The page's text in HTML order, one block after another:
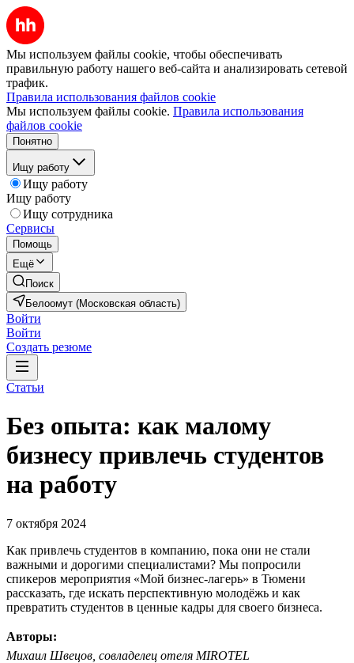
Мы используем файлы cookie, чтобы обеспечивать
правильную работу нашего веб-сайта и анализировать сетевой
трафик.
Правила использования файлов cookie
Мы используем файлы cookie. Правила использования
файлов cookie
Понятно
Ищу работу
Ищу работу
Ищу работу
Ищу сотрудника
Сервисы
Помощь
Ещё
Поиск
Белоомут (Московская область)
Войти
Войти
Создать резюме
Статьи
Без опыта: как малому
бизнесу привлечь студентов
на работу
7 октября 2024
Как привлечь студентов в компанию, пока они не стали
важными и дорогими специалистами? Мы попросили
спикеров мероприятия «Мой бизнес-лагерь» в Тюмени
рассказать, где искать перспективную молодёжь и как
превратить студентов в ценные кадры для своего бизнеса.
Авторы:
Михаил Швецов, совладелец отеля MIROTEL